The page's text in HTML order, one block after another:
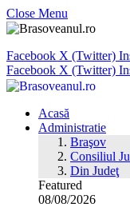
Close Menu
Facebook X (Twitter)
Facebook X (Twitter)
Acasă
Administratie
Braşov
Consiliul
Din Judeţ
Featured
08/08/2026